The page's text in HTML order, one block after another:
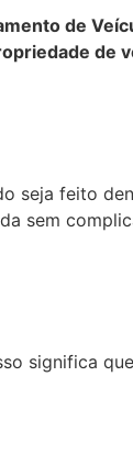
de
de
seja feito
sem
significa